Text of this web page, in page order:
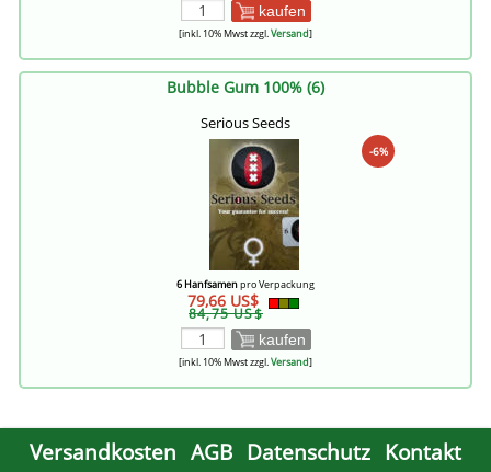
kaufen
[inkl. 10% Mwst zzgl.Versand]
Bubble Gum 100% (6)
Serious Seeds
-6%
6 Hanfsamenpro Verpackung
79,66 US$
84,75 US$
kaufen
[inkl. 10% Mwst zzgl.Versand]
Versandkosten AGB Datenschutz Kontakt